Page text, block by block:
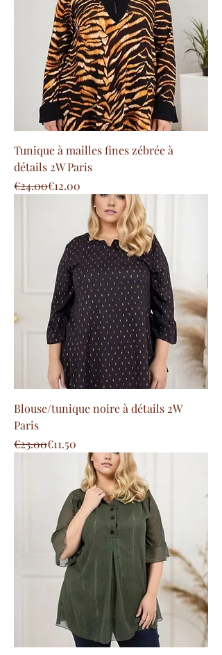
Tunique à mailles fines zébrée à
détails 2W Paris
Regular Price
€24.00
Sale Price€12.00
Blouse/tunique noire à détails 2W
Paris
Regular Price
€23.00
Sale Price€11.50